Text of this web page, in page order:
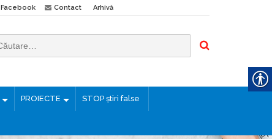
Facebook Contact Arhivă
PROIECTE STOP știri false